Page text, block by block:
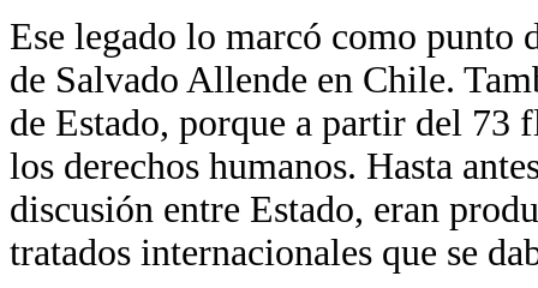
Ese legado lo marcó como
de Salvado Allende en Chile.
de Estado, porque a partir del 73
los derechos humanos. Hasta
discusión entre Estado, eran
tratados internacionales que se